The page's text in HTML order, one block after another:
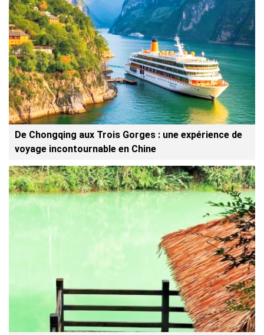
De Chongqing aux Trois Gorges : une expérience de
voyage incontournable en Chine